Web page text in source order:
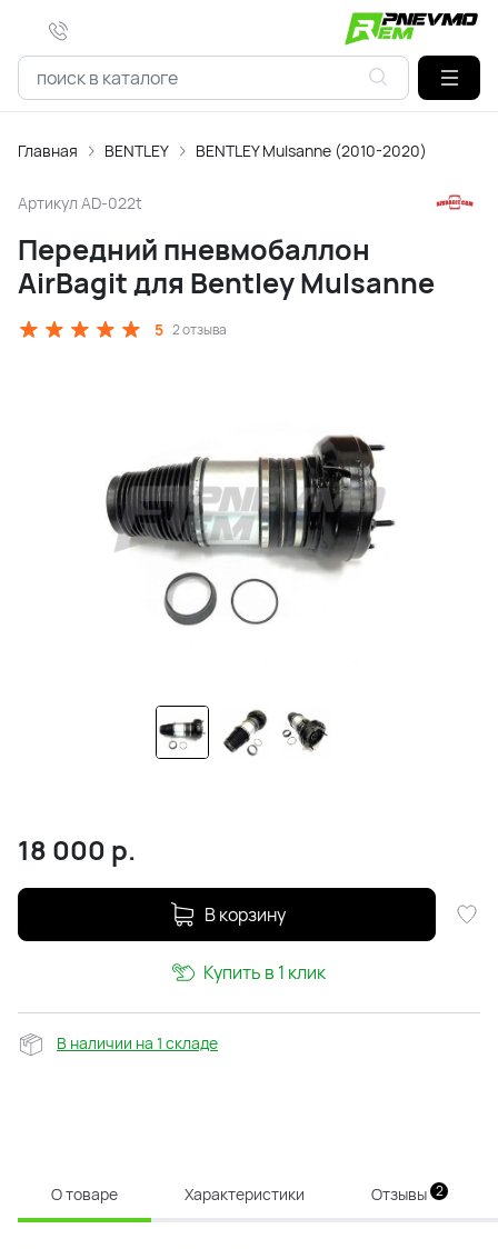
Главная BENTLEY BENTLEY Mulsanne (2010-2020)
Артикул AD-022t
Передний пневмобаллон
AirBagit для Bentley Mulsanne
5 2 отзыва
18 000 р.
В корзину
Купить в 1 клик
В наличии на 1 складе
О товаре Характеристики Отзывы 2